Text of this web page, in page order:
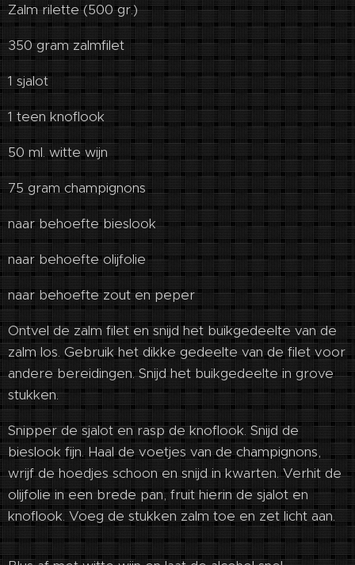
Zalm rilette (500 gr.)
350 gram zalmfilet
1 sjalot
1 teen knoflook
50 ml. witte wijn
75 gram champignons
naar behoefte bieslook
naar behoefte olijfolie
naar behoefte zout en peper
Ontvel de zalm filet en snijd het buikgedeelte van de
zalm los. Gebruik het dikke gedeelte van de filet voor
andere bereidingen. Snijd het buikgedeelte in grove
stukken.
Snipper de sjalot en rasp de knoflook. Snijd de
bieslook fijn. Haal de voetjes van de champignons,
wrijf de hoedjes schoon en snijd in kwarten. Verhit de
olijfolie in een brede pan, fruit hierin de sjalot en
knoflook. Voeg de stukken zalm toe en zet licht aan.